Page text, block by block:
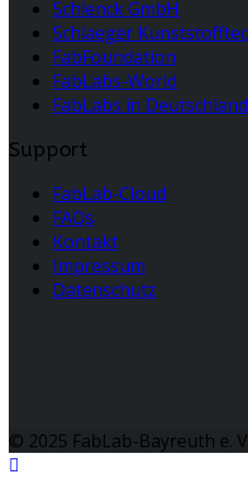
Schlenck GmbH
Schlaeger
FabFoundation
FabLabs-World
FabLabs in Deutschland
Support
FabLab-Cloud
FAQs
Kontakt
Impressum
Datenschutz
© 2025 FabLab-Bayreuth e.